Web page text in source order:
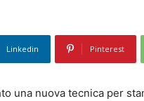
Linkedin Pinterest
una nuova tecnica per